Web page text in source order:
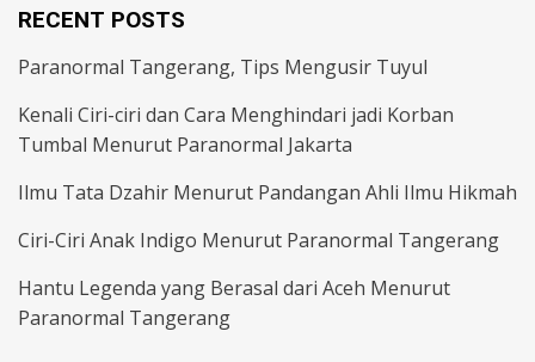
RECENT POSTS
Paranormal Tangerang, Tips Mengusir Tuyul
Kenali Ciri-ciri dan Cara Menghindari jadi Korban
Tumbal Menurut Paranormal Jakarta
Ilmu Tata Dzahir Menurut Pandangan Ahli Ilmu Hikmah
Ciri-Ciri Anak Indigo Menurut Paranormal Tangerang
Hantu Legenda yang Berasal dari Aceh Menurut
Paranormal Tangerang